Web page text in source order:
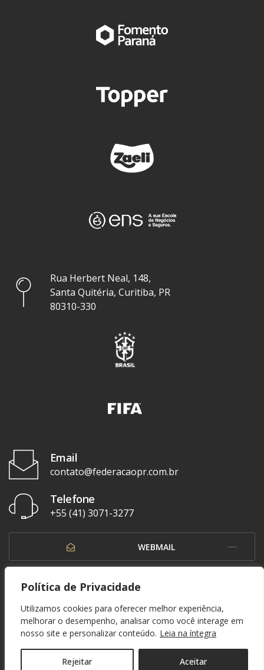
Política de Privacidade
Utilizamos cookies para oferecer melhor experiência,
melhorar o desempenho, analisar como você interage em
nosso site e personalizar conteúdo. Leia na íntegra
Rejeitar Aceitar
Rua Herbert Neal, 148,
Santa Quitéria, Curitiba, PR
80310-330
Email
contato@federacaopr.com.br
Telefone
+55 (41) 3071-3277
WEBMAIL
OUVIDORIA
© 1937 - 2026. Federação Paranaense de Futebol. Todos os direitos reservados. By